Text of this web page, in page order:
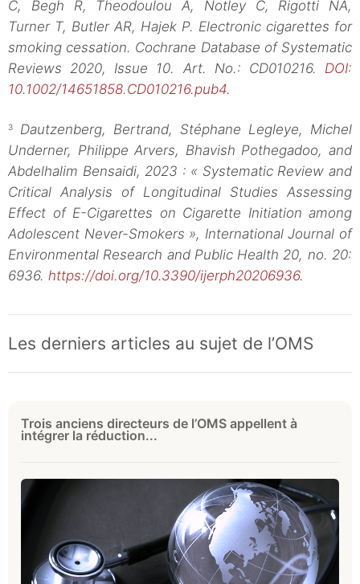
C, Begh R, Theodoulou A, Notley C, Rigotti NA,
Turner T, Butler AR, Hajek P. Electronic cigarettes for
smoking cessation. Cochrane Database of Systematic
Reviews 2020, Issue 10. Art. No.: CD010216. DOI:
10.1002/14651858.CD010216.pub4.
3
Dautzenberg, Bertrand, Stéphane Legleye, Michel
Underner, Philippe Arvers, Bhavish Pothegadoo, and
Abdelhalim Bensaidi, 2023 : « Systematic Review and
Critical Analysis of Longitudinal Studies Assessing
Effect of E-Cigarettes on Cigarette Initiation among
Adolescent Never-Smokers », International Journal of
Environmental Research and Public Health 20, no. 20:
6936. https://doi.org/10.3390/ijerph20206936.
Les derniers articles au sujet de l’OMS
Trois anciens directeurs de l’OMS appellent à
intégrer la réduction...